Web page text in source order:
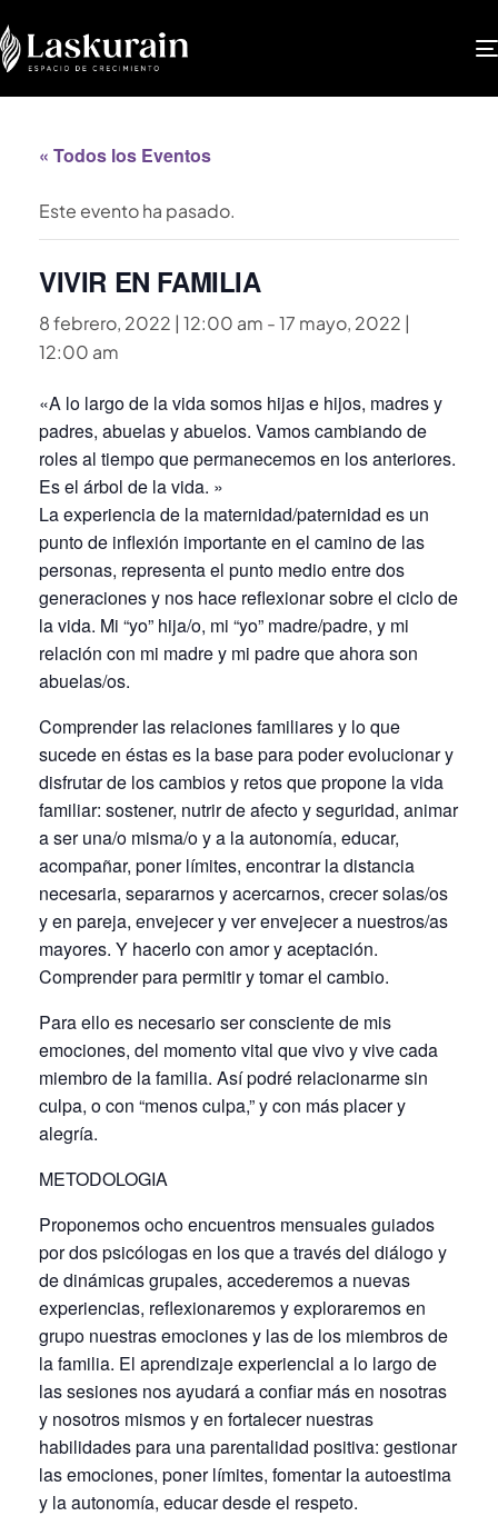
« Todos los Eventos
Este evento ha pasado.
VIVIR EN FAMILIA
8 febrero, 2022 | 12:00 am -17 mayo, 2022 |
12:00 am
«A lo largo de la vida somos hijas e hijos, madres y
padres, abuelas y abuelos. Vamos cambiando de
roles al tiempo que permanecemos en los anteriores.
Es el árbol de la vida. »
La experiencia de la maternidad/paternidad es un
punto de inflexión importante en el camino de las
personas, representa el punto medio entre dos
generaciones y nos hace reflexionar sobre el ciclo de
la vida. Mi “yo” hija/o, mi “yo” madre/padre, y mi
relación con mi madre y mi padre que ahora son
abuelas/os.
Comprender las relaciones familiares y lo que
sucede en éstas es la base para poder evolucionar y
disfrutar de los cambios y retos que propone la vida
familiar: sostener, nutrir de afecto y seguridad, animar
a ser una/o misma/o y a la autonomía, educar,
acompañar, poner límites, encontrar la distancia
necesaria, separarnos y acercarnos, crecer solas/os
y en pareja, envejecer y ver envejecer a nuestros/as
mayores. Y hacerlo con amor y aceptación.
Comprender para permitir y tomar el cambio.
Para ello es necesario ser consciente de mis
emociones, del momento vital que vivo y vive cada
miembro de la familia. Así podré relacionarme sin
culpa, o con “menos culpa,” y con más placer y
alegría.
METODOLOGIA
Proponemos ocho encuentros mensuales guiados
por dos psicólogas en los que a través del diálogo y
de dinámicas grupales, accederemos a nuevas
experiencias, reflexionaremos y exploraremos en
grupo nuestras emociones y las de los miembros de
la familia. El aprendizaje experiencial a lo largo de
las sesiones nos ayudará a confiar más en nosotras
y nosotros mismos y en fortalecer nuestras
habilidades para una parentalidad positiva: gestionar
las emociones, poner límites, fomentar la autoestima
y la autonomía, educar desde el respeto.